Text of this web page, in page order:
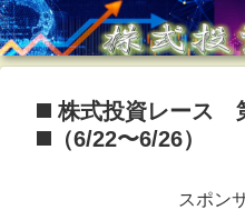
◼️ 株式投資レース
◼️（6/22〜6/26）
スポン